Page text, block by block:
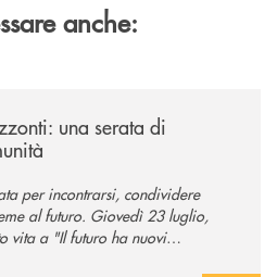
anche:
una serata di
per incontrarsi, condividere
al futuro. Giovedì 23 luglio,
vita a "Il futuro ha nuovi